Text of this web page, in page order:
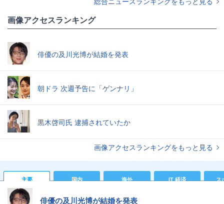
画像アクセスランキング
俳優の及川光博が結婚を発表
朝ドラ 次週予告に「ゲンナリ」
黒木啓司氏 逮捕されていたか
画像アクセスランキングをもっと見る
主要 国内 海外 IT 経済 ス
俳優の及川光博が結婚を発表